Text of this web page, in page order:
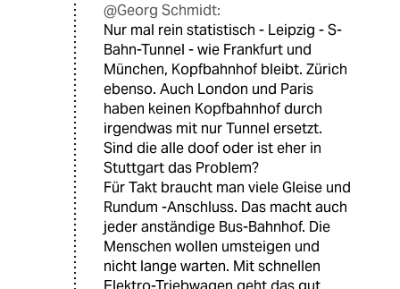
@Georg Schmidt:
Nur mal rein statistisch - Leipzig - S-
Bahn-Tunnel - wie Frankfurt und
München, Kopfbahnhof bleibt. Zürich
ebenso. Auch London und Paris
haben keinen Kopfbahnhof durch
irgendwas mit nur Tunnel ersetzt.
Sind die alle doof oder ist eher in
Stuttgart das Problem?
Für Takt braucht man viele Gleise und
Rundum -Anschluss. Das macht auch
jeder anständige Bus-Bahnhof. Die
Menschen wollen umsteigen und
nicht lange warten. Mit schnellen